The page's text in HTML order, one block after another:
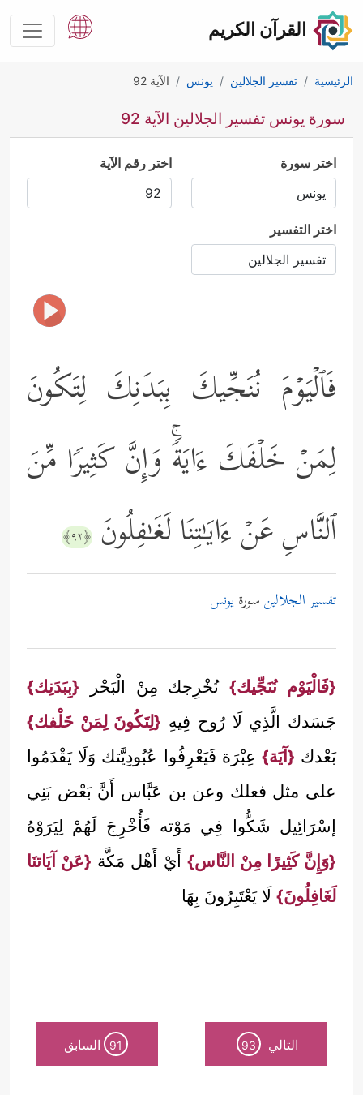
القرآن الكريم
الرئيسية تفسير الجلالين يونس الآية 92
سورة يونس تفسير الجلالين الآية 92
اختر سورة اختر رقم الآية
اختر التفسير
فَٱلۡیَوۡمَ نُنَجِّیكَ بِبَدَنِكَ لِتَكُونَ
لِمَنۡ خَلۡفَكَ ءَایَةࣰۚ وَإِنَّ كَثِیرࣰا مِّنَ
ٱلنَّاسِ عَنۡ ءَایَـٰتِنَا لَغَـٰفِلُونَ ﴿٩٢﴾
تفسير الجلالينسورةيونس
{فَالْيَوْم نُنَجِّيك}نُخْرِجك مِنْ الْبَحْر {بِبَدَنِك}
جَسَدك الَّذِي لَا رُوح فِيهِ {لِتَكُونَ لِمَنْ خَلْفك}
بَعْدك {آيَة} عِبْرَة فَيَعْرِفُوا عُبُودِيَّتك وَلَا يَقْدَمُوا
على مثل فعلك وعن بن عَبَّاس أَنَّ بَعْض بَنِي
إسْرَائِيل شَكُّوا فِي مَوْته فَأُخْرِجَ لَهُمْ لِيَرَوْهُ
{وَإِنَّ كَثِيرًا مِنْ النَّاس} أَيْ أَهْل مَكَّة {عَنْ آيَاتنَا
لَغَافِلُونَ} لَا يَعْتَبِرُونَ بِهَا
التالي 93
91 السابق